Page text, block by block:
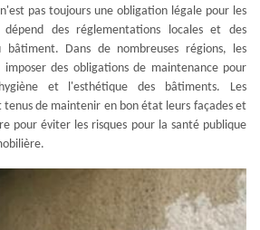
pas toujours une obligation légale pour les
des réglementations locales et des
bâtiment. Dans de nombreuses régions, les
des obligations de maintenance pour
et l'esthétique des bâtiments. Les
de maintenir en bon état leurs façades et
pour éviter les risques pour la santé publique